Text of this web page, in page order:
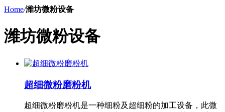
Home/潍坊微粉设备
潍坊微粉设备
超细微粉磨粉机
超细微粉磨粉机是一种细粉及超细粉的加工设备，此微